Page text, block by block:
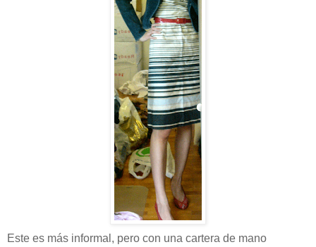
Este es más informal, pero con una cartera de mano